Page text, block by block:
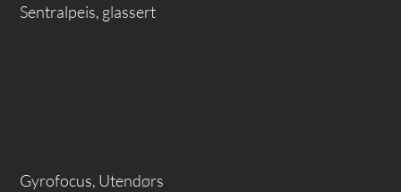
Sentralpeis, glassert
Gyrofocus, Utendørs